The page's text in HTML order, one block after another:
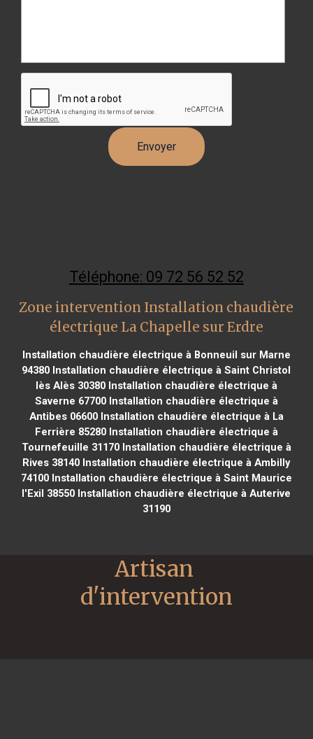
Téléphone: 09 72 56 52 52
Zone intervention Installation chaudière
électrique La Chapelle sur Erdre
Installation chaudière électrique à Bonneuil sur Marne
94380 Installation chaudière électrique à Saint Christol
lès Alès 30380Installation chaudière électrique à
Saverne 67700Installation chaudière électrique à
Antibes 06600Installation chaudière électrique à La
Ferrière 85280Installation chaudière électrique à
Tournefeuille 31170Installation chaudière électrique à
Rives 38140 Installation chaudière électrique à Ambilly
74100Installation chaudière électrique à Saint Maurice
l'Exil 38550 Installation chaudière électrique à Auterive
31190
Artisan
d'intervention